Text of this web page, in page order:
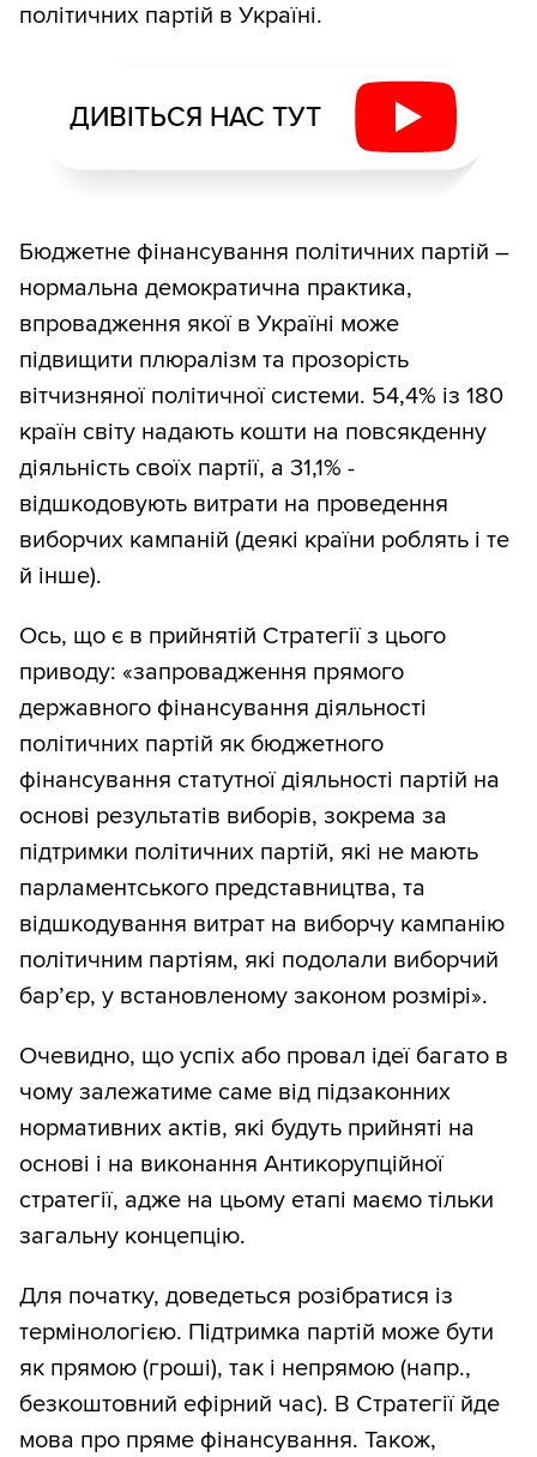
політичних партій в Україні.
ДИВІТЬСЯ НАС ТУТ
Бюджетне фінансування політичних партій –
нормальна демократична практика,
впровадження якої в Україні може
підвищити плюралізм та прозорість
вітчизняної політичної системи. 54,4% із 180
країн світу надають кошти на повсякденну
діяльність своїх партії, а 31,1% -
відшкодовують витрати на проведення
виборчих кампаній (деякі країни роблять і те
й інше).
Ось, що є в прийнятій Стратегії з цього
приводу: «запровадження прямого
державного фінансування діяльності
політичних партій як бюджетного
фінансування статутної діяльності партій на
основі результатів виборів, зокрема за
підтримки політичних партій, які не мають
парламентського представництва, та
відшкодування витрат на виборчу кампанію
політичним партіям, які подолали виборчий
бар’єр, у встановленому законом розмірі».
Очевидно, що успіх або провал ідеї багато в
чому залежатиме саме від підзаконних
нормативних актів, які будуть прийняті на
основі і на виконання Антикорупційної
стратегії, адже на цьому етапі маємо тільки
загальну концепцію.
Для початку, доведеться розібратися із
термінологією. Підтримка партій може бути
як прямою (гроші), так і непрямою (напр.,
безкоштовний ефірний час). В Стратегії йде
мова про пряме фінансування. Також,